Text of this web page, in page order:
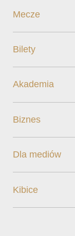
Mecze
Bilety
Akademia
Biznes
Dla mediów
Kibice